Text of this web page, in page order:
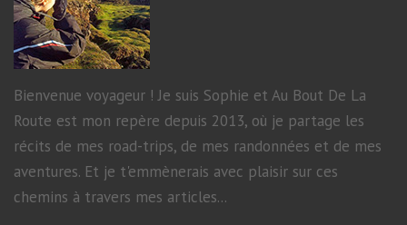
Bienvenue voyageur ! Je suis Sophie et Au Bout De La
Route est mon repère depuis 2013, où je partage les
récits de mes road-trips, de mes randonnées et de mes
aventures. Et je t'emmènerais avec plaisir sur ces
chemins à travers mes articles...